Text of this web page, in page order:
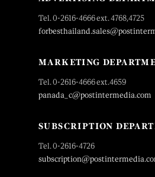
Tel. 0-2616-4666 ext. 4768,4725
MARKETING
Tel. 0-2616-4666 ext.4659
panada_c@postintermedia.com
SUBSCRIPTION
Tel. 0-2616-4726